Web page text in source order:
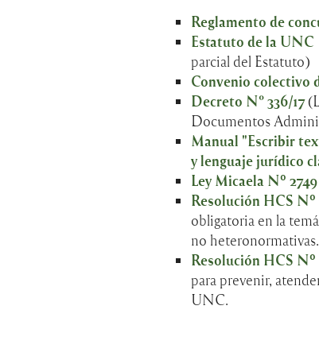
Reglamento de
Estatuto de la UNC
parcial del Estatuto)
Convenio colectivo
Decreto N° 336/17
Documentos
Manual "Escribir
y lenguaje jurídico
Ley Micaela Nº
Resolución HCS
obligatoria en la
no heteronormativas.
Resolución HCS Nº
para prevenir,
UNC.